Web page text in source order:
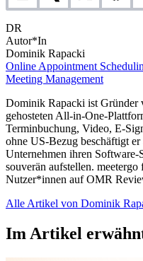
DR
Autor*In
Dominik Rapacki
Online Appointment
Meeting Management
Dominik Rapacki ist Gründer
gehosteten All-in-One-
Terminbuchung, Video, E-
ohne US-Bezug beschäftigt
Unternehmen ihren
souverän aufstellen.
Nutzer*innen auf OMR
Alle Artikel von Dominik
Im Artikel